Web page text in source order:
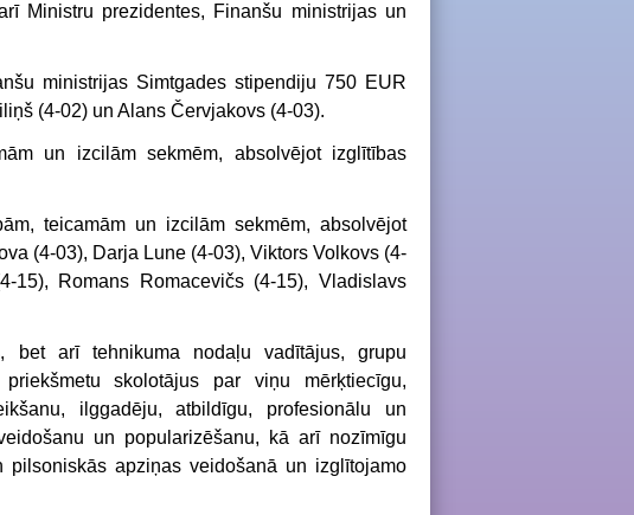
Ministru prezidentes, Finanšu ministrijas un
ministrijas Simtgades stipendiju 750 EUR
(4-02) un Alans Červjakovs (4-03).
un izcilām sekmēm, absolvējot izglītības
teicamām un izcilām sekmēm, absolvējot
(4-03), Darja Lune (4-03), Viktors Volkovs (4-
15), Romans Romacevičs (4-15), Vladislavs
bet arī tehnikuma nodaļu vadītājus, grupu
skolotājus par viņu mērķtiecīgu,
ilggadēju, atbildīgu, profesionālu un
un popularizēšanu, kā arī nozīmīgu
pilsoniskās apziņas veidošanā un izglītojamo